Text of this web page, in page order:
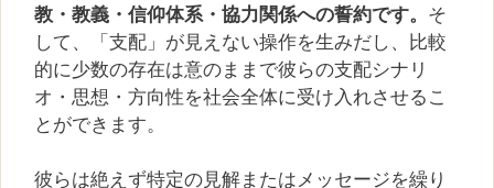
教・教義・信仰体系・協力関係への誓約です。 そ
して、「支配」が見えない操作を生みだし、比較
的に少数の存在は意のままで彼らの支配シナリ
オ・思想・方向性を社会全体に受け入れさせるこ
とができます。
彼らは絶えず特定の見解またはメッセージを繰り